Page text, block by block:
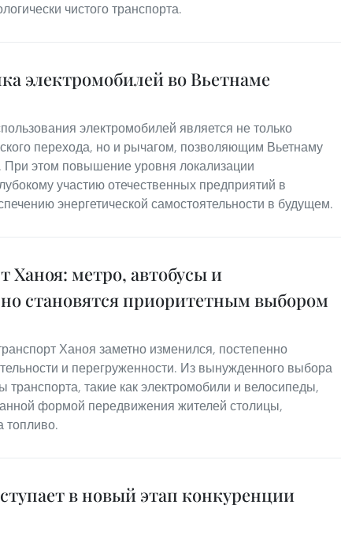
чистого транспорта.
электромобилей во Вьетнаме
электромобилей является не только
перехода, но и рычагом, позволяющим Вьетнаму
этом повышение уровня локализации
участию отечественных предприятий в
энергетической самостоятельности в будущем.
метро, автобусы и
становятся приоритетным выбором
Ханоя заметно изменился, постепенно
и перегруженности. Из вынужденного выбора
такие как электромобили и велосипеды,
формой передвижения жителей столицы,
топливо.
в новый этап конкуренции